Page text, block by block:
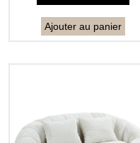
Ajouter au panier